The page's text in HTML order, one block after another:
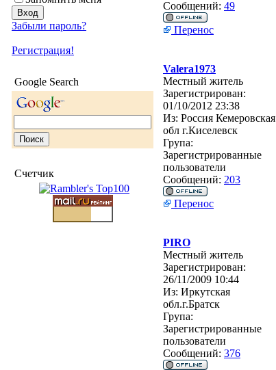
Забыли пароль?
Регистрация!
Google Search
Счетчик
Сообщений: 49
Перенос
Valera1973
Местный житель
Зарегистрирован:
01/10/2012 23:38
Из: Россия Кемеровская
обл г.Киселевск
Група:
Зарегистрированные
пользователи
Сообщений: 203
Перенос
PIRO
Местный житель
Зарегистрирован:
26/11/2009 10:44
Из: Иркутская
обл.г.Братск
Група:
Зарегистрированные
пользователи
Сообщений: 376